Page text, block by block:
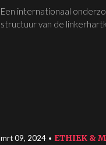
Een internationaal
structuur van de
mrt 09, 2024 ETHIEK &